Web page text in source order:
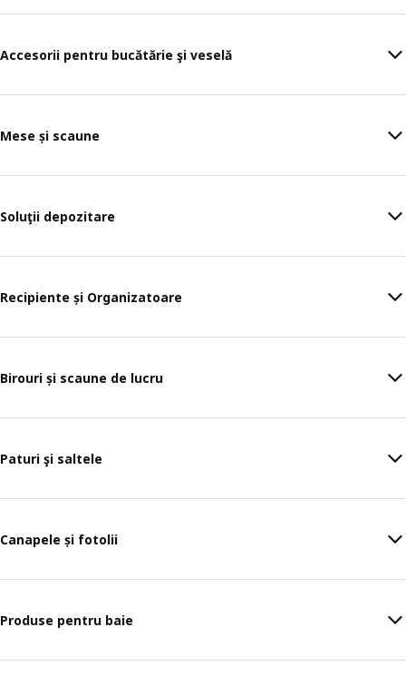
Accesorii pentru bucătărie şi veselă
Mese și scaune
Soluţii depozitare
Recipiente și Organizatoare
Birouri și scaune de lucru
Paturi şi saltele
Canapele și fotolii
Produse pentru baie